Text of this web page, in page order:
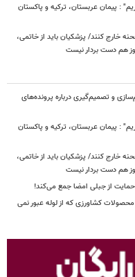
: پیمان عربستان، ترکیه و پاکستان
خارج کنند/ پزشکیان باید از خاتمی،
هم دست بردار نیست
و تصمیم‌گیری درباره پرونده‌های
: پیمان عربستان، ترکیه و پاکستان
خارج کنند/ پزشکیان باید از خاتمی،
هم دست بردار نیست
از جبلی امضا جمع می‌کند!
و محصولات کشاورزی که از لوله عبور نمی